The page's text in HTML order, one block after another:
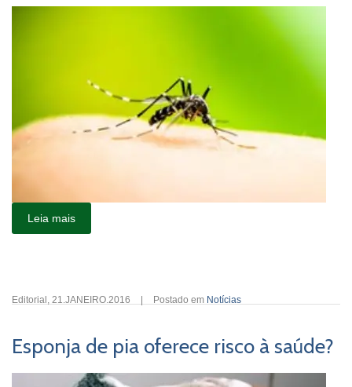
Leia mais
Editorial , 21.JANEIRO.2016 Postado em Notícias
Esponja de pia oferece risco à saúde?